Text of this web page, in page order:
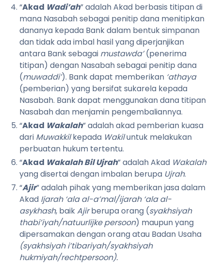
“Akad Wadi’ah” adalah Akad berbasis titipan di
mana Nasabah sebagai penitip dana menitipkan
dananya kepada Bank dalam bentuk simpanan
dan tidak ada imbal hasil yang diperjanjikan
antara Bank sebagai mustawda’(penerima
titipan) dengan Nasabah sebagai penitip dana
(muwaddi’). Bank dapat memberikan ‘athaya
(pemberian) yang bersifat sukarela kepada
Nasabah. Bank dapat menggunakan dana titipan
Nasabah dan menjamin pengembaliannya.
“Akad Wakalah” adalah akad pemberian kuasa
dari Muwakkilkepada Wakiluntuk melakukan
perbuatan hukum tertentu.
“Akad Wakalah Bil Ujrah” adalah Akad Wakalah
yang disertai dengan imbalan berupa Ujrah.
“Ajir” adalah pihak yang memberikan jasa dalam
Akad Ijarah ‘ala al-a’mal/ijarah ‘ala al-
asykhash, baikAjirberupa orang (syakhsiyah
thabi’iyah/natuurlijke persoon) maupun yang
dipersamakan dengan orang atau Badan Usaha
(syakhsiyah i’tibariyah/syakhsiyah
hukmiyah/rechtpersoon).